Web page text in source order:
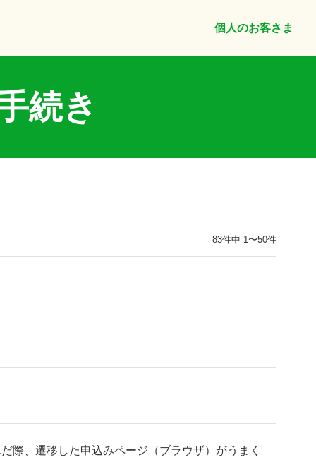
個人のお客さま
続き
83件中 1〜50件
際、遷移した申込みページ（ブラウザ）がうまく